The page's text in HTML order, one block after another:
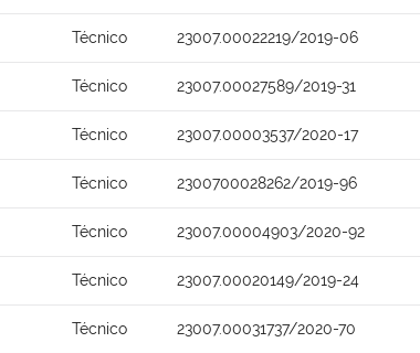
Técnico 23007.00022219/2019-06
Técnico 23007.00027589/2019-31
Técnico 23007.00003537/2020-17
Técnico 2300700028262/2019-96
Técnico 23007.00004903/2020-92
Técnico 23007.00020149/2019-24
Técnico 23007.00031737/2020-70